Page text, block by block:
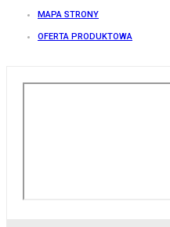
MAPA STRONY
OFERTA PRODUKTOWA